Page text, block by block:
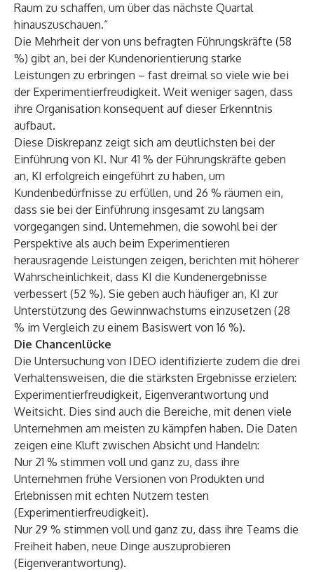
Raum zu schaffen, um über das nächste Quartal
hinauszuschauen.“
Die Mehrheit der von uns befragten Führungskräfte (58
%) gibt an, bei der Kundenorientierung starke
Leistungen zu erbringen – fast dreimal so viele wie bei
der Experimentierfreudigkeit. Weit weniger sagen, dass
ihre Organisation konsequent auf dieser Erkenntnis
aufbaut.
Diese Diskrepanz zeigt sich am deutlichsten bei der
Einführung von KI. Nur 41 % der Führungskräfte geben
an, KI erfolgreich eingeführt zu haben, um
Kundenbedürfnisse zu erfüllen, und 26 % räumen ein,
dass sie bei der Einführung insgesamt zu langsam
vorgegangen sind. Unternehmen, die sowohl bei der
Perspektive als auch beim Experimentieren
herausragende Leistungen zeigen, berichten mit höherer
Wahrscheinlichkeit, dass KI die Kundenergebnisse
verbessert (52 %). Sie geben auch häufiger an, KI zur
Unterstützung des Gewinnwachstums einzusetzen (28
% im Vergleich zu einem Basiswert von 16 %).
Die Chancenlücke
Die Untersuchung von IDEO identifizierte zudem die drei
Verhaltensweisen, die die stärksten Ergebnisse erzielen:
Experimentierfreudigkeit, Eigenverantwortung und
Weitsicht. Dies sind auch die Bereiche, mit denen viele
Unternehmen am meisten zu kämpfen haben. Die Daten
zeigen eine Kluft zwischen Absicht und Handeln:
Nur 21 % stimmen voll und ganz zu, dass ihre
Unternehmen frühe Versionen von Produkten und
Erlebnissen mit echten Nutzern testen
(Experimentierfreudigkeit).
Nur 29 % stimmen voll und ganz zu, dass ihre Teams die
Freiheit haben, neue Dinge auszuprobieren
(Eigenverantwortung).